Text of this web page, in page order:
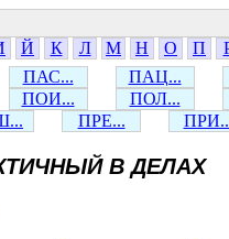
Й К Л М Н О П
ПАС...
ПАЦ...
ПОИ...
ПОЛ...
ПРЕ...
В ДЕЛАХ